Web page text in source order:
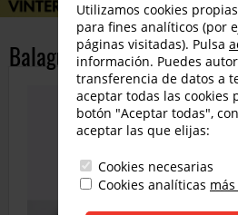
Balaguer Guitars lanza
Utilizamos cookies
para fines analíticos (por
páginas visitadas). Pulsa
información. Puedes
transferencia de datos a
aceptar todas las cookies
botón "Aceptar todas",
aceptar las que elijas:
Cookies necesarias
Cookies analíticas